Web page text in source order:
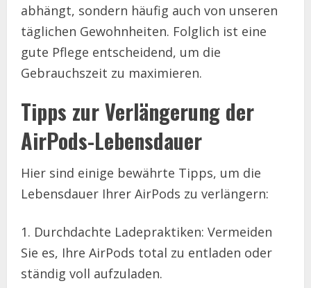
abhängt, sondern häufig auch von unseren
täglichen Gewohnheiten. Folglich ist eine
gute Pflege entscheidend, um die
Gebrauchszeit zu maximieren.
Tipps zur Verlängerung der
AirPods-Lebensdauer
Hier sind einige bewährte Tipps, um die
Lebensdauer Ihrer AirPods zu verlängern:
Durchdachte Ladepraktiken: Vermeiden
Sie es, Ihre AirPods total zu entladen oder
ständig voll aufzuladen.